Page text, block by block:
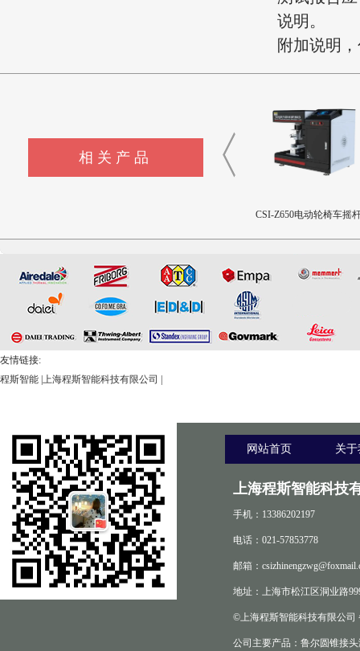
说明。
附加说明
相关产品
CSI-Z650电动轮椅车摇
友情链接:
程斯智能 上海程斯智能科技有限公司
网站首页 关
上海程斯智能科技
手机：13386202197
电话：021-57853778
邮箱：
地址：上海市松江区洞业路
©上海程斯智能科技有限公司
公司主要产品：鲁尔圆锥接